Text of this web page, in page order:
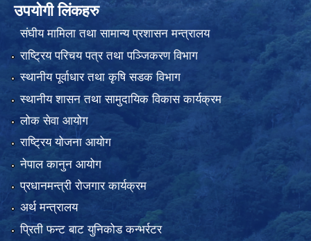
उपयोगी लिंकहरु
संघीय मामिला तथा सामान्य प्रशासन मन्त्रालय
राष्ट्रिय परिचय पत्र तथा पञ्जिकरण विभाग
स्थानीय पूर्वाधार तथा कृषि सडक विभाग
स्थानीय शासन तथा सामुदायिक विकास कार्यक्रम
लोक सेवा आयोग
राष्ट्रिय योजना आयोग
नेपाल कानुन आयोग
प्रधानमन्त्री रोजगार कार्यक्रम
अर्थ मन्त्रालय
प्रिती फन्ट बाट युनिकोड कन्भर्रटर